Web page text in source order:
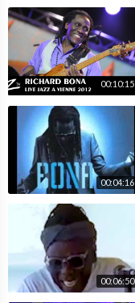
project coordinator:
executive producer
production manager:
producer: Manuel
A production of
#richardbona
00:10:15
00:04:16
00:06:50